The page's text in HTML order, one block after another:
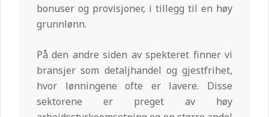
bonuser og provisjoner, i tillegg til en høy
grunnlønn.
På den andre siden av spekteret finner vi
bransjer som detaljhandel og gjestfrihet,
hvor lønningene ofte er lavere. Disse
sektorene er preget av høy